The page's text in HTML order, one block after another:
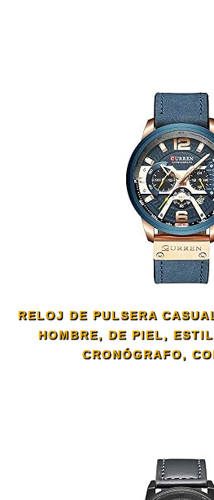
RELOJ DE PULSERA
HOMBRE, DE PIEL,
CRONÓGRAFO,